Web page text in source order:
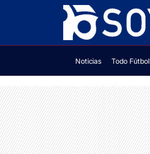
Noticias Todo Fútbol